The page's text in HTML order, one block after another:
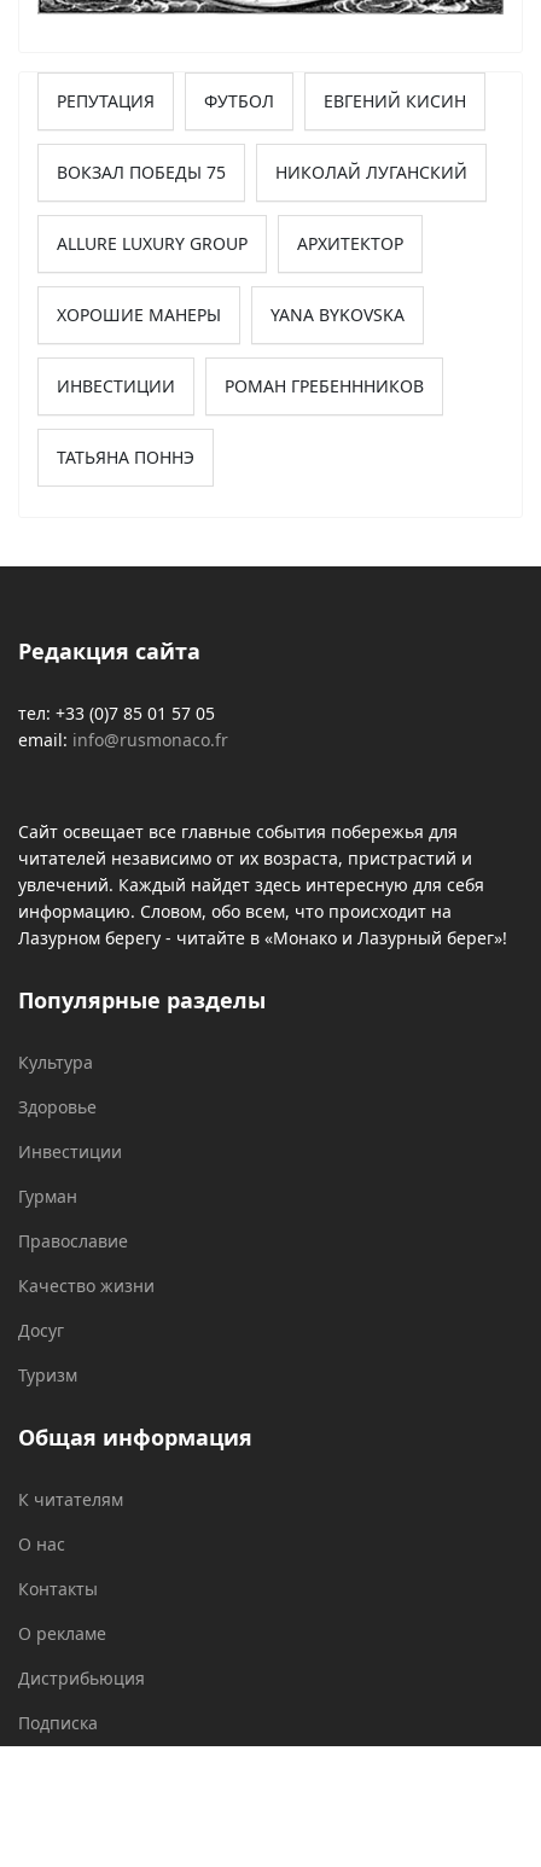
РЕПУТАЦИЯ ФУТБОЛ ЕВГЕНИЙ КИСИН
ВОКЗАЛ ПОБЕДЫ 75 НИКОЛАЙ ЛУГАНСКИЙ
ALLURE LUXURY GROUP АРХИТЕКТОР
ХОРОШИЕ МАНЕРЫ YANA BYKOVSKA
ИНВЕСТИЦИИ РОМАН ГРЕБЕНННИКОВ
ТАТЬЯНА ПОННЭ
Редакция сайта
тел: +33 (0)7 85 01 57 05
email: info@rusmonaco.fr
Сайт освещает все главные события побережья для
читателей независимо от их возраста, пристрастий и
увлечений. Каждый найдет здесь интересную для себя
информацию. Словом, обо всем, что происходит на
Лазурном берегу - читайте в «Монако и Лазурный берег»!
Популярные разделы
Культура
Здоровье
Инвестиции
Гурман
Православие
Качество жизни
Досуг
Туризм
Общая информация
К читателям
О нас
Контакты
О рекламе
Дистрибьюция
Подписка